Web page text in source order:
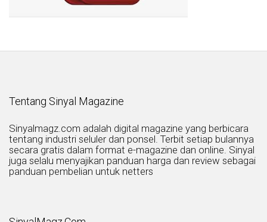
Tentang Sinyal Magazine
Sinyalmagz.com adalah digital magazine yang berbicara
tentang industri seluler dan ponsel. Terbit setiap bulannya
secara gratis dalam format e-magazine dan online. Sinyal
juga selalu menyajikan panduan harga dan review sebagai
panduan pembelian untuk netters